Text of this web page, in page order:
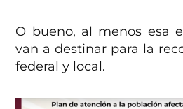
O bueno, al menos esa
van a destinar para la
federal y local.